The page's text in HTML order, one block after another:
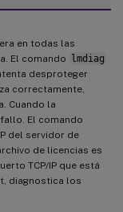
en todas las
El comando lmdiag
desproteger
correctamente,
Cuando la
El comando
del servidor de
de licencias es
TCP/IP que está
diagnostica los